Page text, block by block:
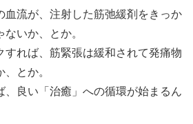
血流が、注射した筋弛緩剤をきっか
いか、とか。
すれば、筋緊張は緩和されて発痛物
とか。
、良い「治癒」への循環が始まるん